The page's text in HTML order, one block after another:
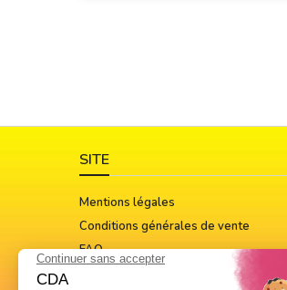
SITE
Mentions légales
Conditions générales de vente
FAQ